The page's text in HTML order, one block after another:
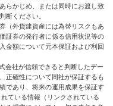
らかじめ、または同時にお渡し致
断ください。
（外貨建資産には為替リスクもあ
証券の発行者に係る信用状況等の
金額について元本保証および利回
会社が信頼できると判断したデー
正確性について同社が保証するも
であり、将来の運用成果を保証す
ている情報（リンクされている